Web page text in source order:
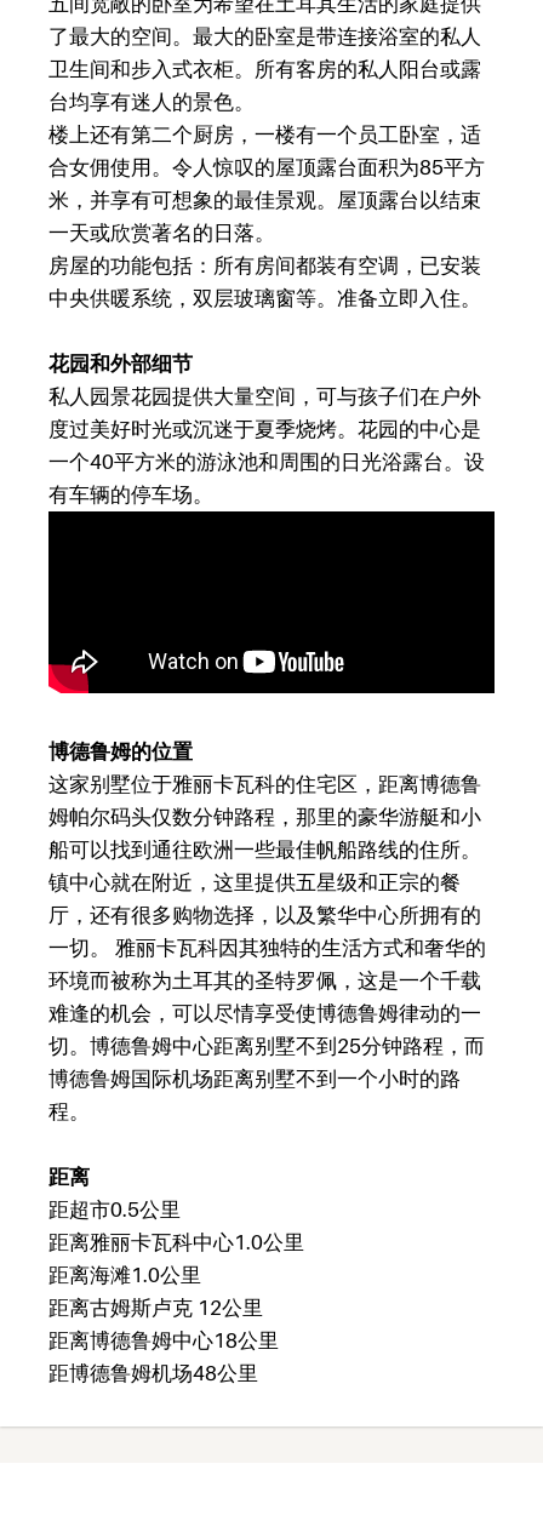
了最大的空间。最大的卧室是带连接浴室的私人
卫生间和步入式衣柜。所有客房的私人阳台或露
台均享有迷人的景色。
楼上还有第二个厨房，一楼有一个员工卧室，适
合女佣使用。令人惊叹的屋顶露台面积为85平方
米，并享有可想象的最佳景观。屋顶露台以结束
一天或欣赏著名的日落。
房屋的功能包括：所有房间都装有空调，已安装
中央供暖系统，双层玻璃窗等。准备立即入住。
花园和外部细节
私人园景花园提供大量空间，可与孩子们在户外
度过美好时光或沉迷于夏季烧烤。花园的中心是
一个40平方米的游泳池和周围的日光浴露台。设
有车辆的停车场。
博德鲁姆的位置
这家别墅位于雅丽卡瓦科的住宅区，距离博德鲁
姆帕尔码头仅数分钟路程，那里的豪华游艇和小
船可以找到通往欧洲一些最佳帆船路线的住所。
镇中心就在附近，这里提供五星级和正宗的餐
厅，还有很多购物选择，以及繁华中心所拥有的
一切。 雅丽卡瓦科因其独特的生活方式和奢华的
环境而被称为土耳其的圣特罗佩，这是一个千载
难逢的机会，可以尽情享受使博德鲁姆律动的一
切。博德鲁姆中心距离别墅不到25分钟路程，而
博德鲁姆国际机场距离别墅不到一个小时的路
程。
距离
距超市0.5公里
距离雅丽卡瓦科中心1.0公里
距离海滩1.0公里
距离古姆斯卢克 12公里
距离博德鲁姆中心18公里
距博德鲁姆机场48公里